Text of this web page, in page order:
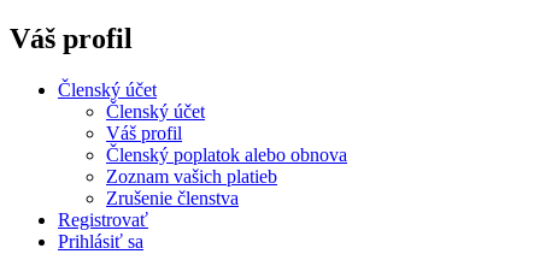
Váš profil
Členský účet
Členský účet
Váš profil
Členský poplatok alebo obnova
Zoznam vašich platieb
Zrušenie členstva
Registrovať
Prihlásiť sa